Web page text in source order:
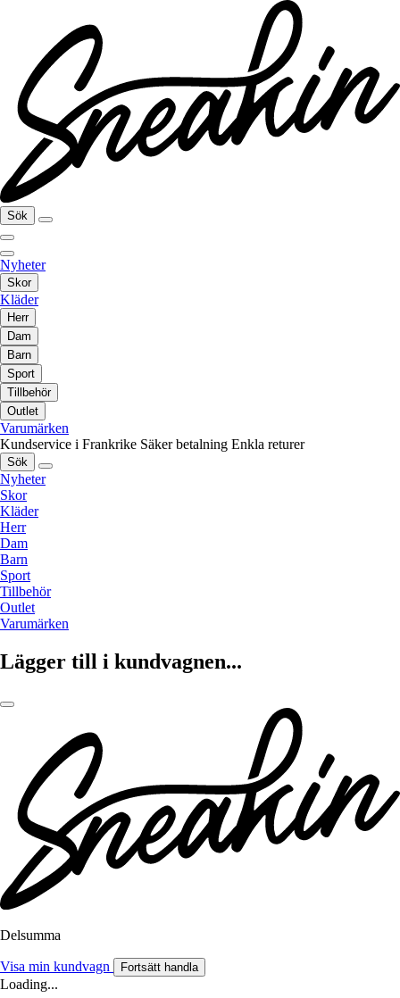
Sök
Nyheter
Skor
Kläder
Herr
Dam
Barn
Sport
Tillbehör
Outlet
Varumärken
Kundservice i Frankrike Säker betalning Enkla returer
Sök
Nyheter
Skor
Kläder
Herr
Dam
Barn
Sport
Tillbehör
Outlet
Varumärken
Lägger till i kundvagnen...
Delsumma
Visa min kundvagn Fortsätt handla
Loading...